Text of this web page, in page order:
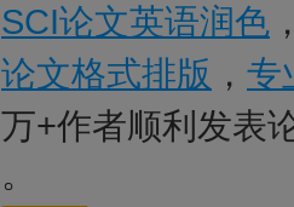
SCI论文英语润色
论文格式排版 ， 专
万+作者顺利发表
。